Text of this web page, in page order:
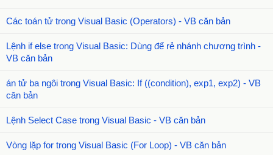
Các toán tử trong Visual Basic (Operators) - VB căn bản
Lệnh if else trong Visual Basic: Dùng để rẻ nhánh chương trình -
VB căn bản
án tử ba ngôi trong Visual Basic: If ((condition), exp1, exp2) - VB
căn bản
Lệnh Select Case trong Visual Basic - VB căn bản
Vòng lặp for trong Visual Basic (For Loop) - VB căn bản